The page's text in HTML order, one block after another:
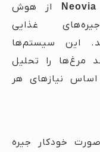
Neovia
از هوش
غذایی
این سیستم‌ها
مرغ‌ها را تحلیل
نیازهای هر
خودکار جیره